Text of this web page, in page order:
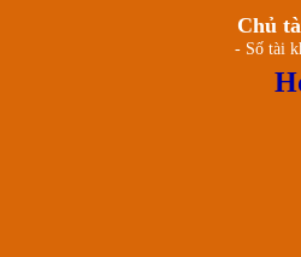
Chủ
- Số tài